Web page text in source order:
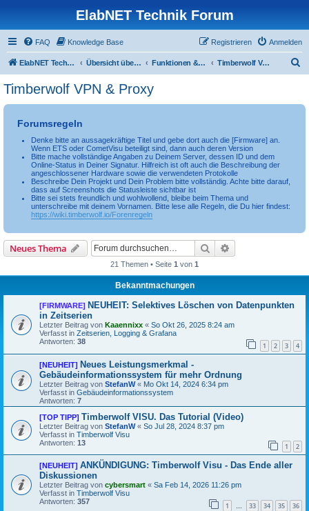
ElabNET Technik Forum
FAQ Knowledge Base Anmelden
Registrieren
ElabNET Technik Forum Übersicht über forum.timberwolf.io Funktionen & Leistungsmerkmale Timberwolf VPN & Proxy
Timberwolf VPN & Proxy
Forumsregeln
Denke bitte an aussagekräftige Titel und gebe dort auch die [Firmware] an.
Wenn ETS oder CometVisu beteiligt sind, dann auch deren Version
Bitte mache vollständige Angaben zu Deinem Server, dessen ID und dem
Online-Status in Deiner Signatur. Hilfreich ist oft auch die Beschreibung der
angeschlossener Hardware sowie die verwendeten Protokolle
Beschreibe Dein Projekt und Dein Problem bitte vollständig. Achte bitte darauf,
dass auf Screenshots die Statusleiste sichtbar ist
Bitte sei stets freundlich und wohlwollend, bleibe beim Thema und
unterschreibe mit deinem Vornamen. Bitte lese alle Regeln, die Du hier findest:
https://wiki.timberwolf.io/Forenregeln
Neues Thema Suche
21 Themen • Seite 1 von 1
Bekanntmachungen
[FIRMWARE] NEUHEIT: Selektives Löschen von Datenpunkten
in Zeitserien
Letzter Beitrag von Kaaennixx « So Okt 26, 2025 8:24 am
Verfasst in Zeitserien, Logging & Grafana
Antworten: 38 1 2 3 4
[NEUHEIT] Neues Leistungsmerkmal -
Gebäudeinformationssystem für mehr Ordnung
Letzter Beitrag von StefanW« Mo Okt 14, 2024 6:34 pm
Verfasst in Gebäudeinformationssystem
Antworten: 7
[TOP TIPP] Timberwolf VISU. Das Tutorial (Video)
Letzter Beitrag von StefanW« So Jul 28, 2024 8:37 pm
Verfasst in Timberwolf Visu
Antworten: 13 1 2
[NEUHEIT] ANKÜNDIGUNG: Timberwolf Visu - Das Ende aller
Diskussionen
Letzter Beitrag von cybersmart « Sa Feb 14, 2026 11:26 pm
Verfasst in Timberwolf Visu
Antworten: 357 1 … 33 34 35 36